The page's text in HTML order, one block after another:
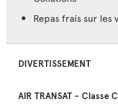
Repas frais sur les
DIVERTISSEMENT